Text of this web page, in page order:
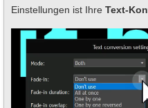
Einstellungen ist Ihre Text-